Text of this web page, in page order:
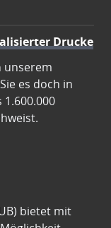
Drucke
unserem
es doch in
bietet mit